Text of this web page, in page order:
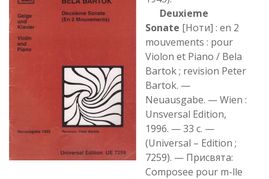
Deuxieme
Sonate [Ноти] : en 2
mouvements : pour
Violon et Piano / Bela
Bartok ; revision Peter
Bartok. —
Neuausgabe. — Wien :
Unsversal Edition,
1996. — 33 c. —
(Universal – Edition ;
7259). — Присвята:
Composee pour m-lle